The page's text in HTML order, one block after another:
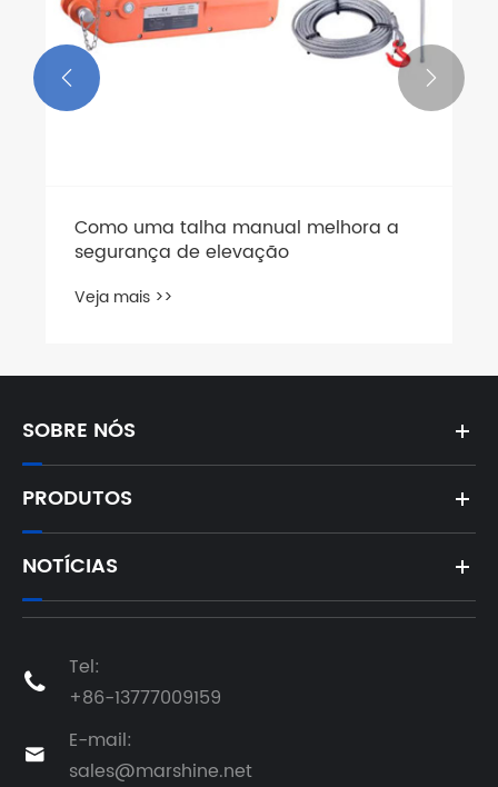
Como uma talha manual melhora a
segurança de elevação
Veja mais >>
 
SOBRE NÓS
PRODUTOS
NOTÍCIAS

Tel:
+86-13777009159

E-mail:
sales@marshine.net